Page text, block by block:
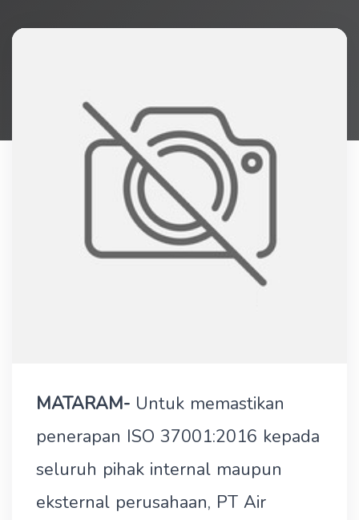
MATARAM- Untuk memastikan
penerapan ISO 37001:2016 kepada
seluruh pihak internal maupun
eksternal perusahaan, PT Air